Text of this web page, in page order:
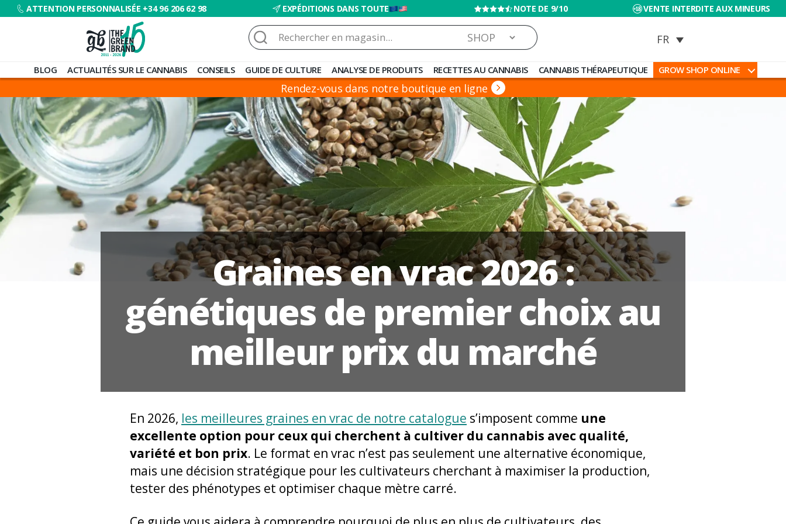
ATTENTION PERSONNALISÉE +34 96 206 62 98 EXPÉDITIONS DANS TOUTE NOTE DE 9/10 VENTE INTERDITE AUX MINEURS
Blog
de
Barato
Rechercher :
BLOG ACTUALITÉS SUR LE CANNABIS CONSEILS GUIDE DE CULTURE ANALYSE DE PRODUITS RECETTES AU CANNABIS CANNABIS THÉRAPEUTIQUE GROW SHOP ONLINE
Rendez-vous dans notre boutique en ligne
Graines en vrac 2026 :
génétiques de premier choix au
meilleur prix du marché
En 2026, les meilleures graines en vrac de notre catalogue s’imposent comme une
excellente option pour ceux qui cherchent à cultiver du cannabis avec qualité,
variété et bon prix. Le format en vrac n’est pas seulement une alternative économique,
mais une décision stratégique pour les cultivateurs cherchant à maximiser la production,
tester des phénotypes et optimiser chaque mètre carré.